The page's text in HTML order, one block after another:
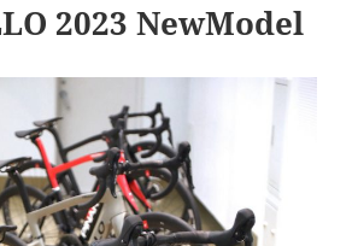
ット
2023 NewModel